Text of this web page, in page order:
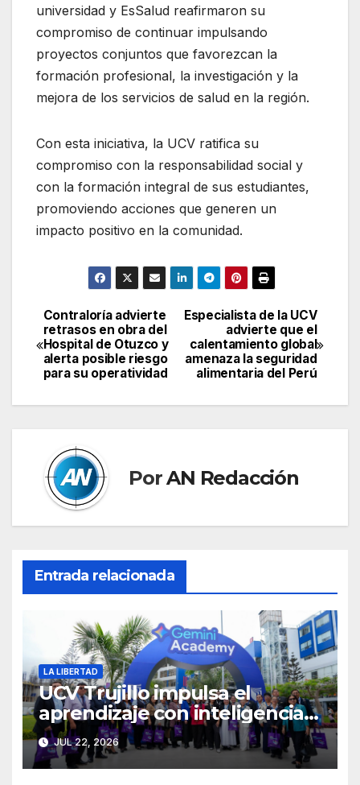
universidad y EsSalud reafirmaron su
compromiso de continuar impulsando
proyectos conjuntos que favorezcan la
formación profesional, la investigación y la
mejora de los servicios de salud en la región.
Con esta iniciativa, la UCV ratifica su
compromiso con la responsabilidad social y
con la formación integral de sus estudiantes,
promoviendo acciones que generen un
impacto positivo en la comunidad.
Navegación
de
entradas
Especialista de la UCV
advierte que el
calentamiento global
amenaza la seguridad
alimentaria del Perú
Contraloría advierte
retrasos en obra del
Hospital de Otuzco y
alerta posible riesgo
para su operatividad
PorAN Redacción
Entrada relacionada
LA LIBERTAD
UCV Trujillo impulsa el
aprendizaje con inteligencia
artificial a través de Google
Gemini
JUL 22, 2026